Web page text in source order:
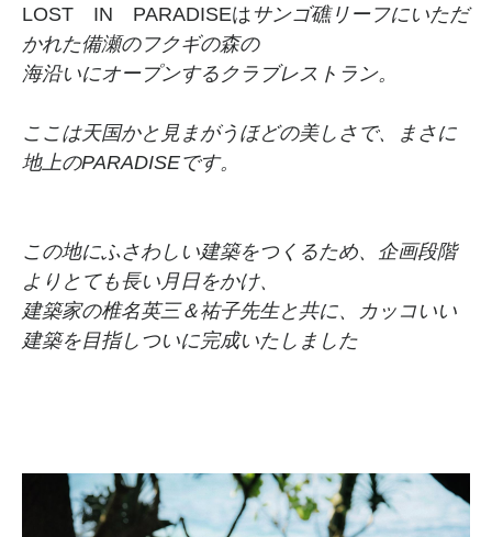
LOST IN PARADISEは サンゴ礁リーフにいただ
かれた備瀬のフクギの森の
海沿いにオープンするクラブレストラン。
ここは天国かと見まがうほどの美しさで、まさに
地上のPARADISEです。
この地にふさわしい建築をつくるため、企画段階
よりとても長い月日をかけ、
建築家の椎名英三＆祐子先生と共に、カッコいい
建築を目指しついに完成いたしました